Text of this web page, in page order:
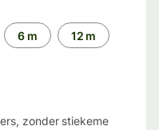
6 m 12 m
zonder stiekeme